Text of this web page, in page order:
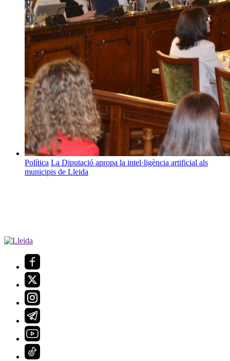
Política La Diputació apropa la intel·ligència artificial als
municipis de Lleida